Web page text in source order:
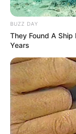
Natasha Wilona
Notnot
BUZZ DAY
They Found A
Years